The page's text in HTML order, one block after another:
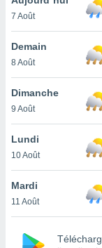
et
»,
au
vous
qu'ils
ou
le
ainsi
un
7 Août
Demain
8 Août
Dimanche
9 Août
Lundi
10 Août
Mardi
11 Août